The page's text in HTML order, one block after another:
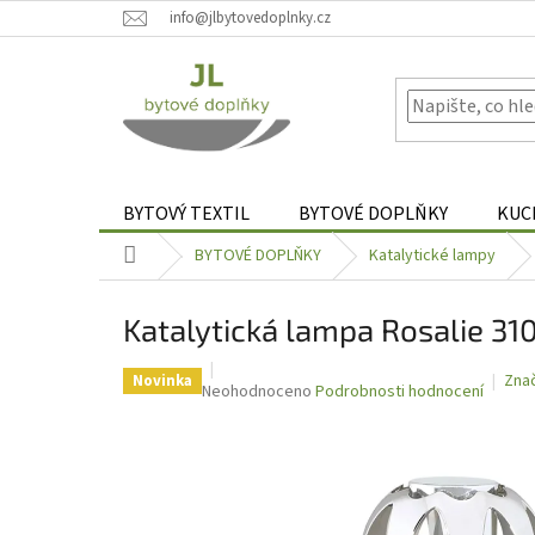
na
info@jlbytovedoplnky.cz
BYTOVÝ TEXTIL BYTOVÉ DOPLŇKY
Domů BYTOVÉ DOPLŇKY Katalytické lampy
Katalytická lampa Rosalie
Novinka Průměrné
Neohodnoceno Podrobnosti hodnocení